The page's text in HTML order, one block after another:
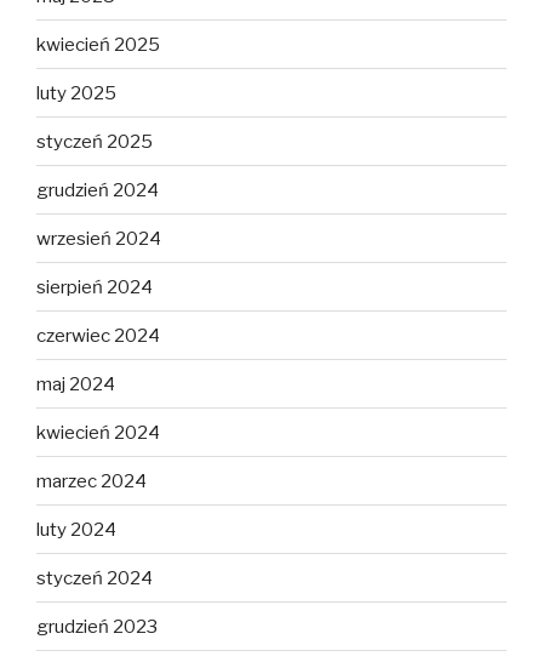
kwiecień 2025
luty 2025
styczeń 2025
grudzień 2024
wrzesień 2024
sierpień 2024
czerwiec 2024
maj 2024
kwiecień 2024
marzec 2024
luty 2024
styczeń 2024
grudzień 2023